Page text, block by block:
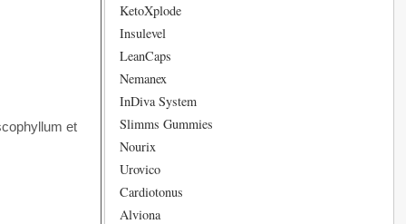
et
KetoXplode
Insulevel
LeanCaps
Nemanex
InDiva System
Slimms Gummies
Nourix
Urovico
Cardiotonus
Alviona